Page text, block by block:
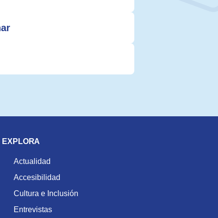
EXPLORA
Actualidad
Accesibilidad
Cultura e Inclusión
Entrevistas